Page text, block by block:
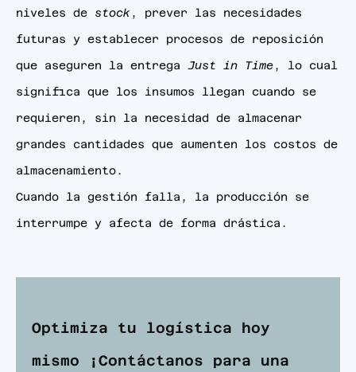
niveles de stock , prever las necesidades
futuras y establecer procesos de reposición
que aseguren la entrega Just in Time , lo cual
significa que los insumos llegan cuando se
requieren, sin la necesidad de almacenar
grandes cantidades que aumenten los costos de
almacenamiento.
Cuando la gestión falla, la producción se
interrumpe y afecta de forma drástica.
Optimiza tu logística hoy
mismo ¡Contáctanos para una